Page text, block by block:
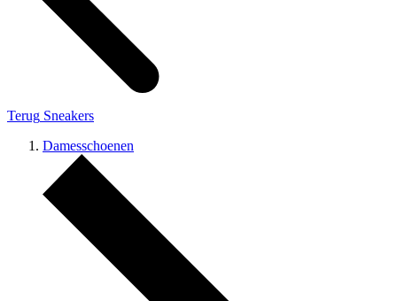
Terug Sneakers
Damesschoenen